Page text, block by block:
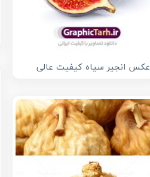
عکس انجیر سیاه کیفیت عالی